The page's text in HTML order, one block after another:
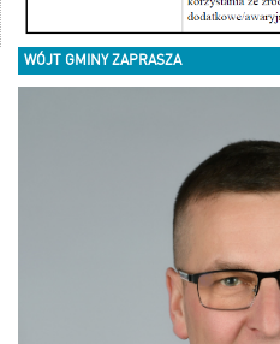
WÓJT GMINY ZAPRASZA